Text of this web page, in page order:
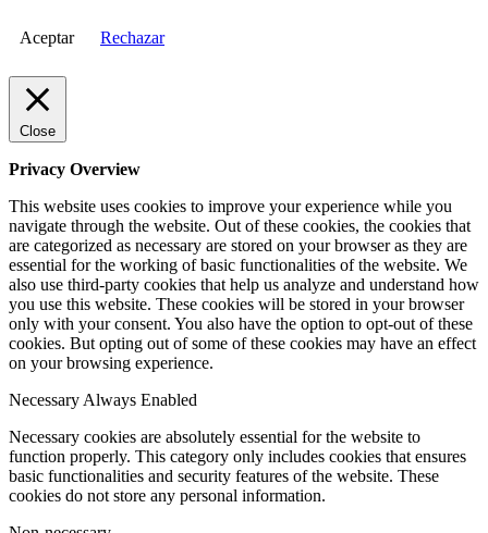
Aceptar Rechazar
Close
Privacy Overview
This website uses cookies to improve your experience while you
navigate through the website. Out of these cookies, the cookies that
are categorized as necessary are stored on your browser as they are
essential for the working of basic functionalities of the website. We
also use third-party cookies that help us analyze and understand how
you use this website. These cookies will be stored in your browser
only with your consent. You also have the option to opt-out of these
cookies. But opting out of some of these cookies may have an effect
on your browsing experience.
Necessary Always Enabled
Necessary cookies are absolutely essential for the website to
function properly. This category only includes cookies that ensures
basic functionalities and security features of the website. These
cookies do not store any personal information.